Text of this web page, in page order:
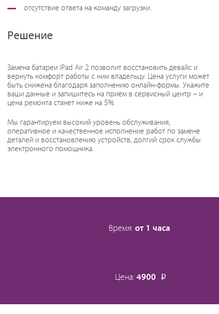
отсутствие ответа на команду загрузки.
Решение
Замена батареи iPad Air 2 позволит восстановить девайс и
вернуть комфорт работы с ним владельцу. Цена услуги может
быть снижена благодаря заполнению онлайн-формы. Укажите
ваши данные и запишитесь на приём в сервисный центр – и
цена ремонта станет ниже на 5%.
Мы гарантируем высокий уровень обслуживания,
оперативное и качественное исполнение работ по замене
деталей и восстановлению устройств, долгий срок службы
электронного помощника.
Время: от 1 часа
Цена: 4900 Р